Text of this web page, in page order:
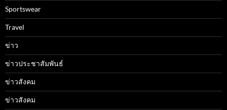
Sportswear
Travel
ข่าว
ข่าวประชาสัมพันธ์
ข่าวสังคม
ข่าวสังคม